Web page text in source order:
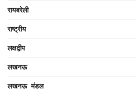
रायबरेली
राष्ट्रीय
लक्षद्वीप
लखनऊ
लखनऊ मंडल